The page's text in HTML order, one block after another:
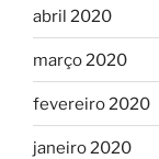
abril 2020
março 2020
fevereiro 2020
janeiro 2020